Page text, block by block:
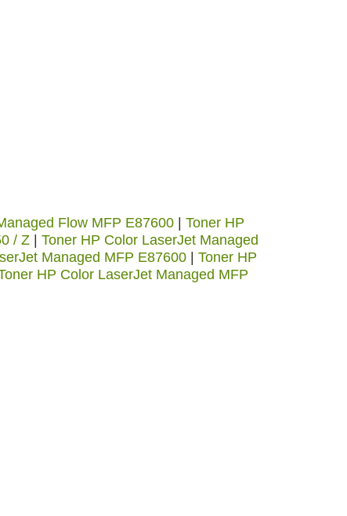
Flow MFP E87600
Toner HP
/ Z
Toner HP Color LaserJet Managed
Managed MFP E87600
Toner HP
HP Color LaserJet Managed MFP